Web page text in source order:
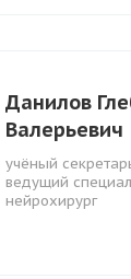
Данилов
Валерьевич
учёный
ведущий
нейрохирург